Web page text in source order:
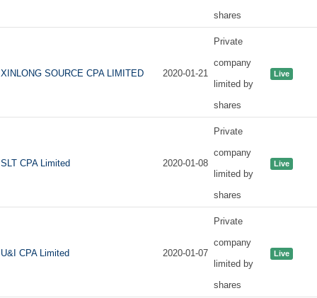
shares
XINLONG SOURCE CPA LIMITED 2020-01-21
Private
company
limited by
shares
Live
SLT CPA Limited 2020-01-08
Private
company
limited by
shares
Live
U&I CPA Limited 2020-01-07
Private
company
limited by
shares
Live